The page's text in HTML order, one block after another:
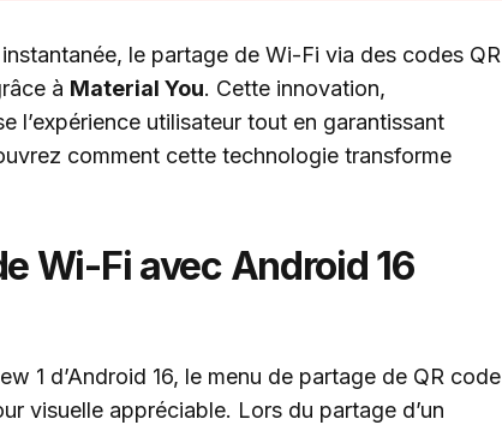
le partage de Wi-Fi via des codes QR
à Material You. Cette innovation,
l’expérience utilisateur tout en garantissant
comment cette technologie transforme
Wi-Fi avec Android 16
1 d’Android 16, le menu de partage de QR code
visuelle appréciable. Lors du partage d’un